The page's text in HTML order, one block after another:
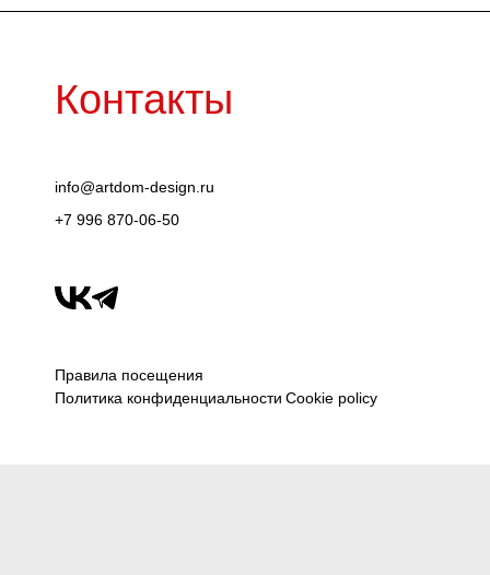
Контакты
info@artdom-design.ru
+7 996 870-06-50
Правила посещения
Политика конфиденциальности Cookie policy